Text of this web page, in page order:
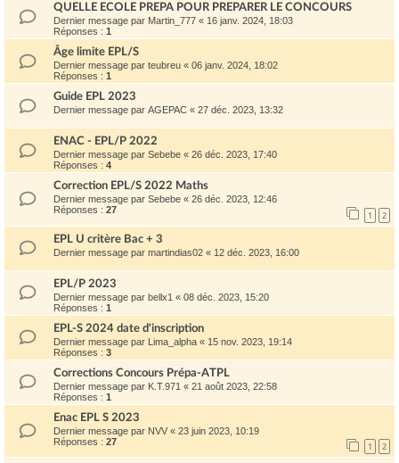
QUELLE ECOLE PREPA POUR PREPARER LE CONCOURS
Dernier message par Martin_777 « 16 janv. 2024, 18:03
Réponses : 1
Âge limite EPL/S
Dernier message par teubreu « 06 janv. 2024, 18:02
Réponses : 1
Guide EPL 2023
Dernier message par AGEPAC « 27 déc. 2023, 13:32
ENAC - EPL/P 2022
Dernier message par Sebebe « 26 déc. 2023, 17:40
Réponses : 4
Correction EPL/S 2022 Maths
Dernier message par Sebebe « 26 déc. 2023, 12:46
Réponses : 27 1 2
EPL U critère Bac + 3
Dernier message par martindias02 « 12 déc. 2023, 16:00
EPL/P 2023
Dernier message par bellx1 « 08 déc. 2023, 15:20
Réponses : 1
EPL-S 2024 date d'inscription
Dernier message par Lima_alpha « 15 nov. 2023, 19:14
Réponses : 3
Corrections Concours Prépa-ATPL
Dernier message par K.T.971 « 21 août 2023, 22:58
Réponses : 1
Enac EPL S 2023
Dernier message par NVV « 23 juin 2023, 10:19
Réponses : 27 1 2